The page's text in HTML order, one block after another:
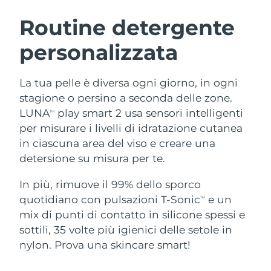
Routine detergente
personalizzata
La tua pelle è diversa ogni giorno, in ogni
stagione o persino a seconda delle zone.
LUNATM
play smart 2 usa sensori intelligenti
per misurare i livelli di idratazione cutanea
in ciascuna area del viso e creare una
detersione su misura per te.
In più, rimuove il 99% dello sporco
quotidiano con pulsazioni T-SonicTM
e un
mix di punti di contatto in silicone spessi e
sottili, 35 volte più igienici delle setole in
nylon. Prova una skincare smart!
LUNA™ 4 pacchetto
Anti-aging massage
LUNA™ 4 Plus
LUNA™ 4 Men
For men, anti-aging massage
BEAR™ 2 pacchetto
Microcurrent toning
BEAR™ 2 go
BEAR™ 2 eyes & lips
Microcurrent line smoothing device
Idratazione
UFO™ 3 pacchetto
Deep facial hydration
UFO™ 3 LED
Near-infrared and red light therapy
device
Igiene orale
Hybrid silicone sonic toothbrush
issa™ 4 plus
Smart hybrid silicone sonic toothbrush
TRATTAMENTI ANTI-AGE FAQ™
Anti-age Trattamenti LED
NEW
Austria Consegna stimata
Bahrein Consegna stimata
Belgio
Bermuda Consegna stimata8/16/26
Bosnia ed
Erzegovina
Consegna stimata
Bulgaria Consegna stimata8/10/26
Canada Consegna stimata 8/14/26